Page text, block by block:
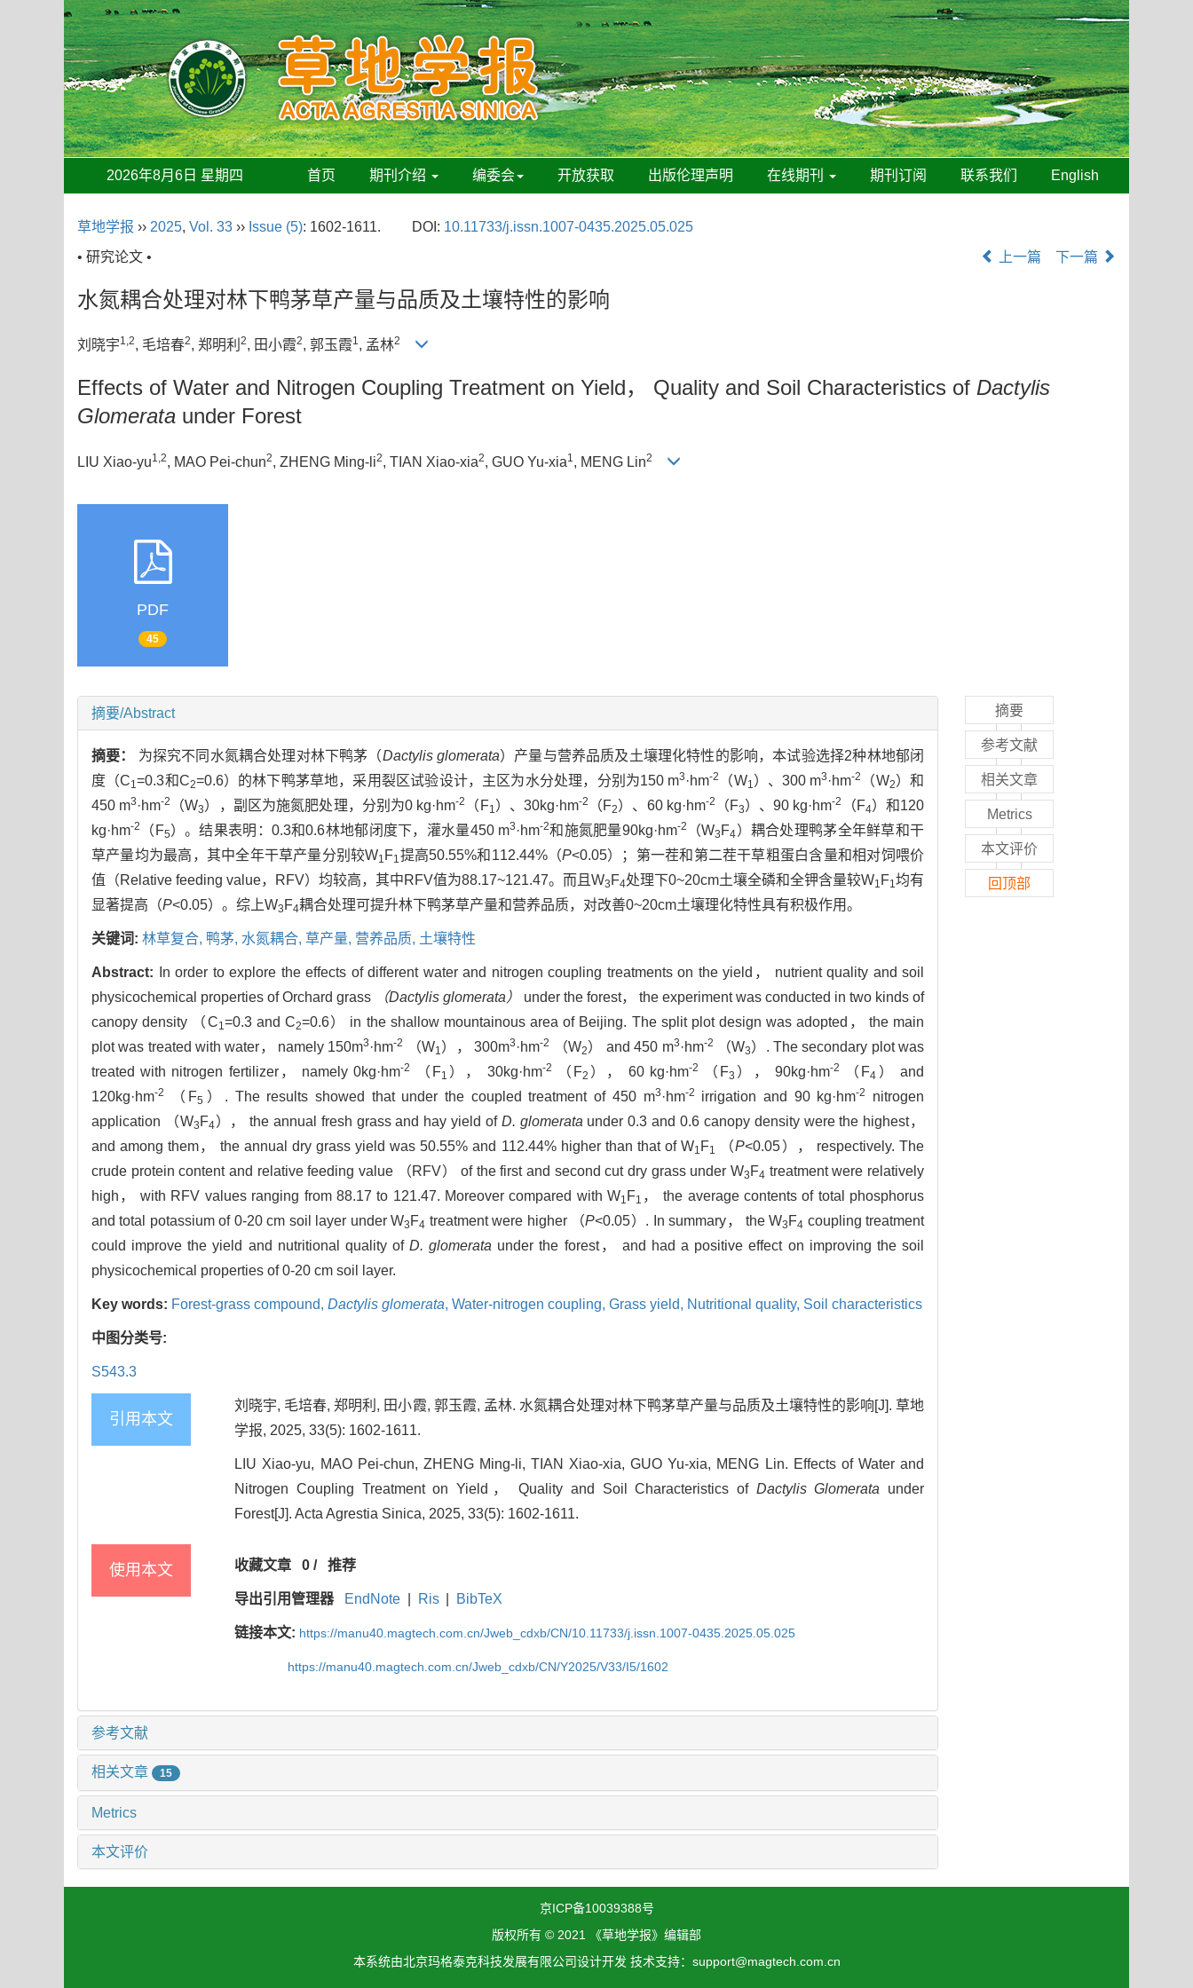
2026年8月6日 星期四 首页 期刊介绍 编委会 开放获取 出版伦理声明 在线期刊 期刊订阅 联系我们 English
草地学报 ›› 2025, Vol. 33 ›› Issue (5): 1602-1611. DOI: 10.11733/j.issn.1007-0435.2025.05.025
• 研究论文 •
上一篇 下一篇
水氮耦合处理对林下鸭茅草产量与品质及土壤特性的影响
刘晓宇1,2, 毛培春2, 郑明利 2, 田小霞2, 郭玉霞1, 孟林2
Effects of Water and Nitrogen Coupling Treatment on Yield， Quality and Soil Characteristics of Dactylis
Glomerata under Forest
LIU Xiao-yu1,2, MAO Pei-chun2, ZHENG Ming-li2, TIAN Xiao-xia2, GUO Yu-xia1 , MENG Lin2
PDF
45
摘要/Abstract
摘要： 为探究不同水氮耦合处理对林下鸭茅（Dactylis glomerata）产量与营养品质及土壤理化特性的影响，本试验选择2种林地郁闭
度（C1=0.3和C2=0.6）的林下鸭茅草地，采用裂区试验设计，主区为水分处理，分别为150 m3 ·hm-2 （W1）、300 m3 ·hm-2 （W2）和
450 m3 ·hm-2 （W3），副区为施氮肥处理，分别为0 kg·hm-2 （F1）、30kg·hm-2 （F2）、60 kg·hm-2 （F3）、90 kg·hm-2 （F4）和120
kg·hm-2 （F5）。结果表明：0.3和0.6林地郁闭度下，灌水量450 m3 ·hm-2和施氮肥量90kg·hm-2 （W3 F4）耦合处理鸭茅全年鲜草和干
草产量均为最高，其中全年干草产量分别较W1 F1提高50.55%和112.44%（P<0.05）；第一茬和第二茬干草粗蛋白含量和相对饲喂价
值（Relative feeding value，RFV）均较高，其中RFV值为88.17~121.47。而且W3 F4处理下0~20cm土壤全磷和全钾含量较W1 F1均有
显著提高（P<0.05）。综上W3 F4耦合处理可提升林下鸭茅草产量和营养品质，对改善0~20cm土壤理化特性具有积极作用。
关键词: 林草复合, 鸭茅, 水氮耦合, 草产量, 营养品质, 土壤特性
Abstract:
In order to explore the effects of different water and nitrogen coupling treatments on the yield， nutrient quality and soil
physicochemical properties of Orchard grass （Dactylis glomerata）
under the forest， the experiment was conducted in two kinds of
canopy density （C1=0.3 and C2=0.6） in the shallow mountainous area of Beijing. The split plot design was adopted， the main
plot was treated with water， namely 150m3 ·hm-2 （W1）， 300m3 ·hm-2 （W2） and 450 m3 ·hm-2 （W3）. The secondary plot was
treated with nitrogen fertilizer， namely 0kg·hm-2 （F1 ）， 30kg·hm-2 （F2 ）， 60 kg·hm-2 （F3 ）， 90kg·hm-2 （F4 ） and
120kg·hm-2 （F5 ）. The results showed that under the coupled treatment of 450 m3 ·hm-2 irrigation and 90 kg·hm-2
nitrogen
application （W3 F4）， the annual fresh grass and hay yield of D. glomerata under 0.3 and 0.6 canopy density were the highest，
and among them， the annual dry grass yield was 50.55% and 112.44% higher than that of W1 F1 （P<0.05）， respectively. The
crude protein content and relative feeding value （RFV） of the first and second cut dry grass under W3 F4 treatment were relatively
high， with RFV values ranging from 88.17 to 121.47. Moreover compared with W1 F1 ， the average contents of total phosphorus
and total potassium of 0-20 cm soil layer under W3 F4 treatment were higher （P<0.05）. In summary， the W3 F4 coupling treatment
could improve the yield and nutritional quality ofD. glomerata under the forest， and had a positive effect on improving the soil
physicochemical properties of 0-20 cm soil layer.
Key words: Forest-grass compound, Dactylis glomerata, Water-nitrogen coupling, Grass yield, Nutritional quality, Soil characteristics
中图分类号:
S543.3
引用本文
刘晓宇, 毛培春, 郑明利, 田小霞, 郭玉霞, 孟林. 水氮耦合处理对林下鸭茅草产量与品质及土壤特性的影响[J]. 草地
学报, 2025, 33(5): 1602-1611.
LIU Xiao-yu, MAO Pei-chun, ZHENG Ming-li, TIAN Xiao-xia, GUO Yu-xia, MENG Lin. Effects of Water and
Nitrogen Coupling Treatment on Yield， Quality and Soil Characteristics of Dactylis Glomerata under
Forest[J]. Acta Agrestia Sinica, 2025, 33(5): 1602-1611.
使用本文 收藏文章 0 /推荐
导出引用管理器 EndNote Ris BibTeX
链接本文: https://manu40.magtech.com.cn/Jweb_cdxb/CN/10.11733/j.issn.1007-0435.2025.05.025
https://manu40.magtech.com.cn/Jweb_cdxb/CN/Y2025/V33/I5/1602
参考文献
相关文章 15
Metrics
本文评价
摘要
参考文献
相关文章
Metrics
本文评价
回顶部
京ICP备10039388号
版权所有 © 2021 《草地学报》编辑部
本系统由北京玛格泰克科技发展有限公司设计开发 技术支持：support@magtech.com.cn